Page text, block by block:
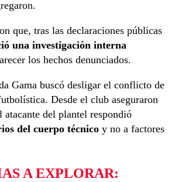
que, tras las declaraciones públicas
una investigación interna
los hechos denunciados.
Gama buscó desligar el conflicto de
Desde el club aseguraron
atacante del plantel respondió
del cuerpo técnico y no a factores
A EXPLORAR: